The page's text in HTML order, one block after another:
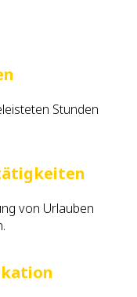
Stunden
von Urlauben